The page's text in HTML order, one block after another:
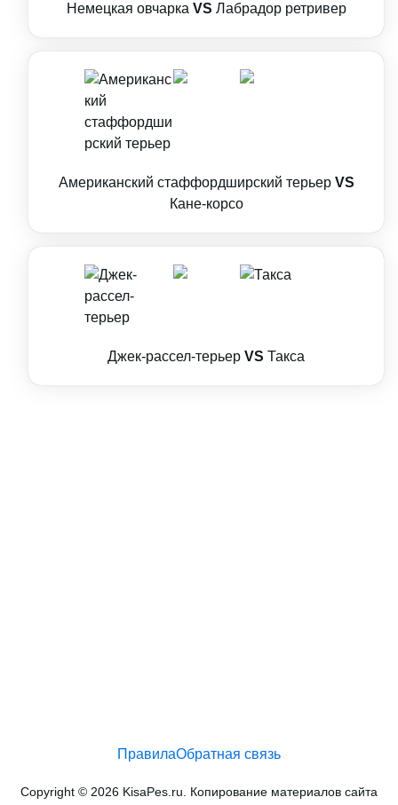
Немецкая овчарка VS Лабрадор ретривер
Американский стаффордширский терьер VS
Кане-корсо
Джек-рассел-терьер VS Такса
ПравилаОбратная связь
Copyright © 2026 KisaPes.ru. Копирование материалов сайта